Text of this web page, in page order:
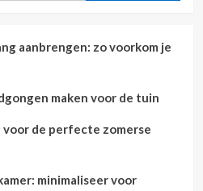
aanbrengen: zo voorkom je
maken voor de tuin
de perfecte zomerse
minimaliseer voor